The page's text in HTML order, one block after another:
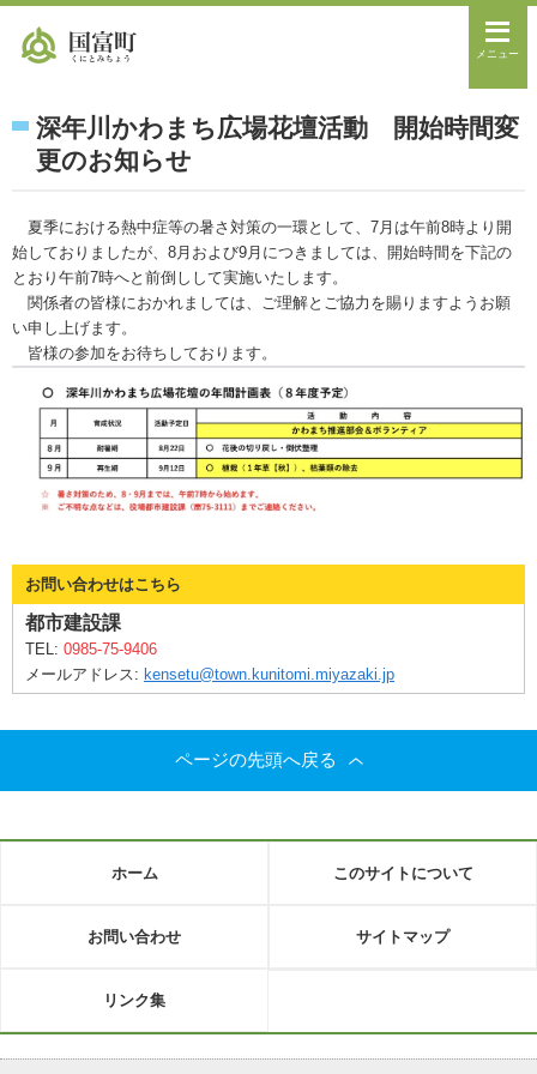
メニュー
深年川かわまち広場花壇活動 開始時間変
更のお知らせ
夏季における熱中症等の暑さ対策の一環として、7月は午前8時より開
始しておりましたが、8月および9月につきましては、開始時間を下記の
とおり午前7時へと前倒しして実施いたします。
関係者の皆様におかれましては、ご理解とご協力を賜りますようお願
い申し上げます。
皆様の参加をお待ちしております。
お問い合わせはこちら
都市建設課
TEL: 0985-75-9406
メールアドレス: kensetu@town.kunitomi.miyazaki.jp
ページの先頭へ戻る
ホーム このサイトについて
お問い合わせ サイトマップ
リンク集